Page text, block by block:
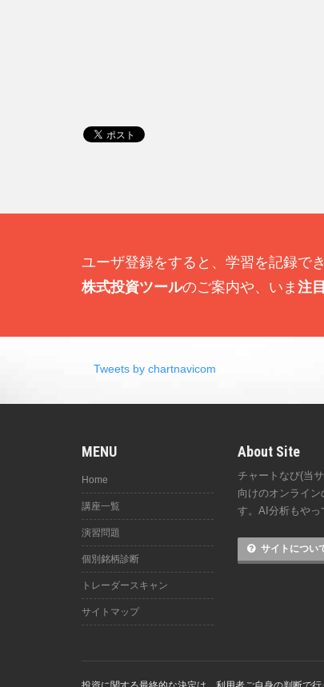
ユーザ登録をすると、学習を記録でき
株式投資ツールのご案内や、いま 注
Tweets by chartnavicom
MENU
Home
講座一覧
演習問題
個別銘柄診断
トレーダースキャン
サイトマップ
About Site
チャートなび(当
向けのオンライ
す。AI分析もやっ
サイトについ